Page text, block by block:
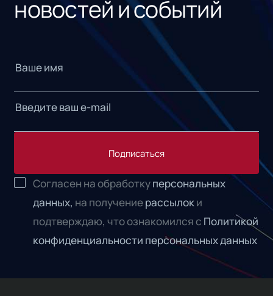
новостей и событий
Подписаться
Согласен на обработкуперсональных
данных, на получениерассылоки
подтверждаю, что ознакомился с Политикой
конфиденциальности персональных данных